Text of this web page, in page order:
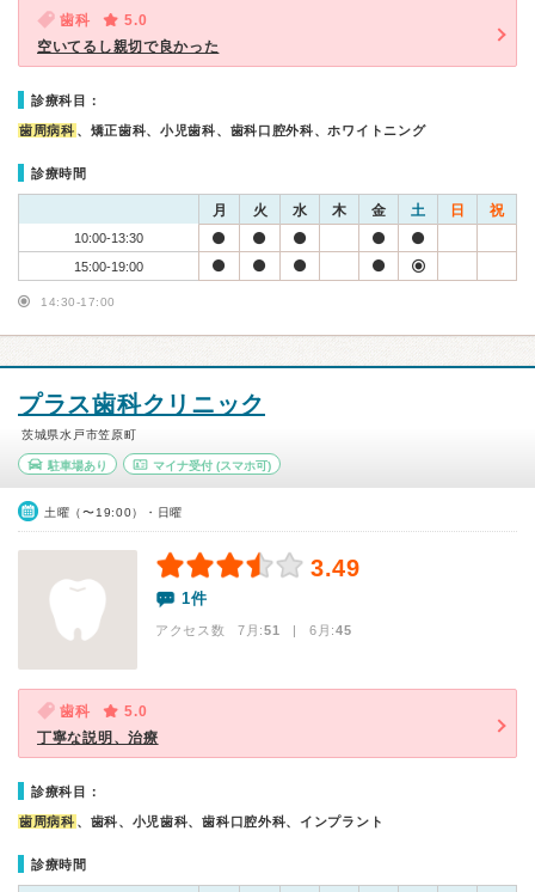
歯科
5.0
空いてるし親切で良かった
診療科目：
歯周病科 、矯正歯科、小児歯科、歯科口腔外科、ホワイトニング
診療時間
月 火 水 木 金 土 日 祝
10:00-13:30
15:00-19:00
14:30-17:00
プラス歯科クリニック
茨城県水戸市笠原町
駐車場あり マイナ受付(スマホ可)
土曜（〜19:00）・日曜
3.49
1件
アクセス数 7月:51 | 6月:45
歯科
5.0
丁寧な説明、治療
診療科目：
歯周病科 、歯科、小児歯科、歯科口腔外科、インプラント
診療時間